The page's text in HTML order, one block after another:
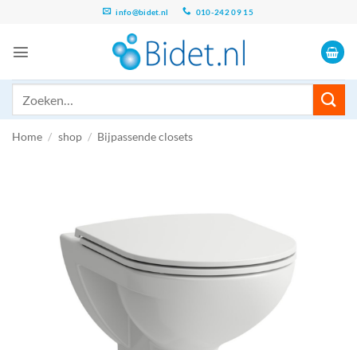
inhoud
info@bidet.nl 010-242 09 15
Home / shop / Bijpassende closets